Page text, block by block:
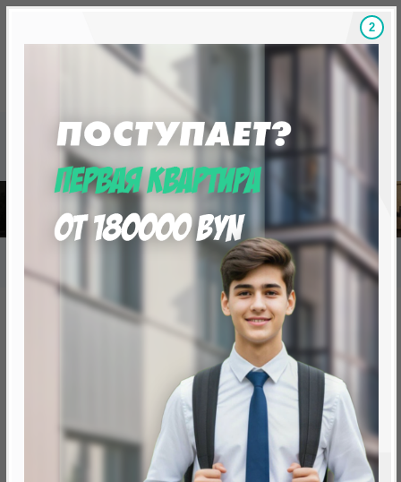
Скидки на новостройки, бонусы
«Минск Мир»
7.3 "Родос", квартал "Средиземноморский"
7.3 "Родос", квартал
"Средиземноморский"
Минск, Октябрьский, ул. Игоря Лученка
метро «Ковальская Слобода», 566 м
1